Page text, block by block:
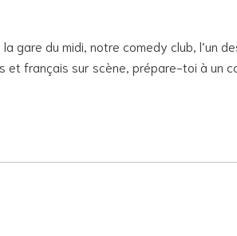
gare du midi, notre comedy club, l’un
français sur scène, prépare-toi à un